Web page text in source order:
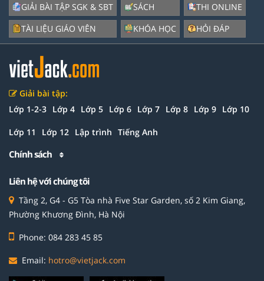
GIẢI BÀI TẬP SGK & SBT
TÀI LIỆU GIÁO VIÊN
SÁCH
KHÓA HỌC
THI ONLINE
HỎI ĐÁP
Giải bài tập:
Lớp 1-2-3 Lớp 4 Lớp 5 Lớp 6 Lớp 7 Lớp 8 Lớp 9 Lớp 10
Lớp 11 Lớp 12 Lập trình Tiếng Anh
Chính sách
Liên hệ với chúng tôi
Tầng 2, G4 - G5 Tòa nhà Five Star Garden, số 2 Kim Giang,
Phường Khương Đình, Hà Nội
Phone: 084 283 45 85
Email: hotro@vietjack.com